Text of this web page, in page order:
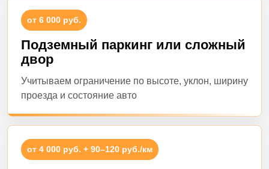
от 6 000 руб.
Подземный паркинг или сложный
двор
Учитываем ограничение по высоте, уклон, ширину
проезда и состояние авто
от 4 000 руб. + 90–120 руб./км